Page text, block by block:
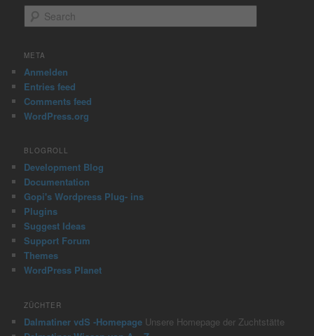
e
r
h
META
Anmelden
Entries feed
Comments feed
WordPress.org
BLOGROLL
Development Blog
Documentation
Gopi's Wordpress Plug- ins
Plugins
Suggest Ideas
Support Forum
Themes
WordPress Planet
ZÜCHTER
Dalmatiner vdS -Homepage Unsere Homepage der Zuchtstätte